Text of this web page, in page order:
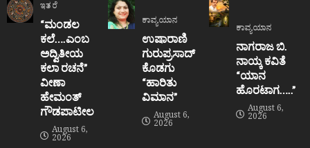
ಇತರೆ
“ಮಂಡಲ
ಕಲೆ….ಎಂಬ
ಅದ್ವಿತೀಯ
ಕಲಾ ರಚನೆ”‌
ವೀಣಾ
ಹೇಮಂತ್‌
ಗೌಡಪಾಟೀಲ
August 6,
2026
ಕಾವ್ಯಯಾನ
ಉಷಾರಾಣಿ
ಗುರುಪ್ರಸಾದ್
ಕೊಡಗು
“ಹಾರಿತು
ವಿಮಾನ”
August 6,
2026
ಕಾವ್ಯಯಾನ
ನಾಗರಾಜ ಬಿ.
ನಾಯ್ಕ ಕವಿತೆ
“ಯಾನ
ಹೊರಟಾಗ…..”
August 6,
2026